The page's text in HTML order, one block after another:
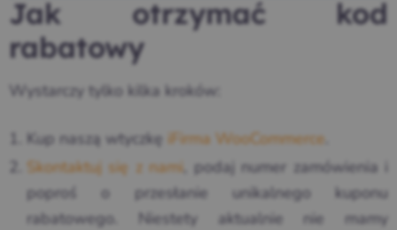
Jak otrzymać kod
rabatowy
Wystarczy tylko kilka kroków:
Kup naszą wtyczkę iFirma WooCommerce
Skontaktuj się z nami , podaj numer zamówienia i
poproś o przesłanie unikalnego kuponu
rabatowego. Niestety aktualnie nie mamy